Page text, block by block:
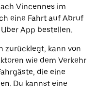
Vincennes im
eine Fahrt auf Abruf
App bestellen.
zurücklegt, kann von
wie dem Verkehr
die eine
Du kannst eine